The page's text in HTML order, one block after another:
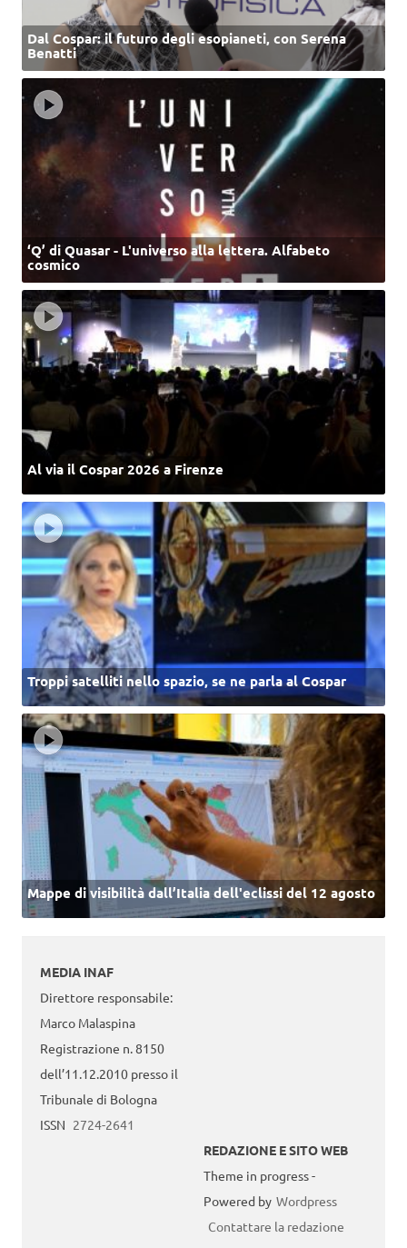
Dal Cospar: il futuro degli esopianeti, con Serena
Benatti
‘Q’ di Quasar - L'universo alla lettera. Alfabeto
cosmico
Al via il Cospar 2026 a Firenze
Troppi satelliti nello spazio, se ne parla al Cospar
Mappe di visibilità dall’Italia dell'eclissi del 12 agosto
MEDIA INAF
Direttore responsabile:
Marco Malaspina
Registrazione n. 8150
dell’11.12.2010 presso il
Tribunale di Bologna
ISSN 2724-2641
REDAZIONE E SITO WEB
Theme in progress -
Powered by Wordpress
Contattare la redazione